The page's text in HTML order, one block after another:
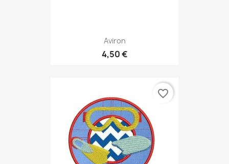
Aviron
4,50 €
favorite_border